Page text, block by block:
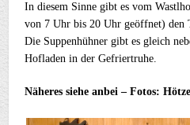
In diesem Sinne gibt es vom
von 7 Uhr bis 20 Uhr geöffnet) den
Die Suppenhühner gibt es gleich
Hofladen in der Gefriertruhe.
Näheres siehe anbei – Fotos: